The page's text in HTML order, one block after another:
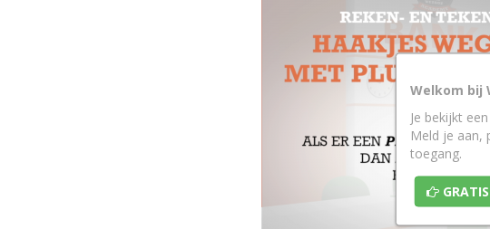
Welkom bij
Je bekijkt
Meld je aan,
toegang.
GRATIS